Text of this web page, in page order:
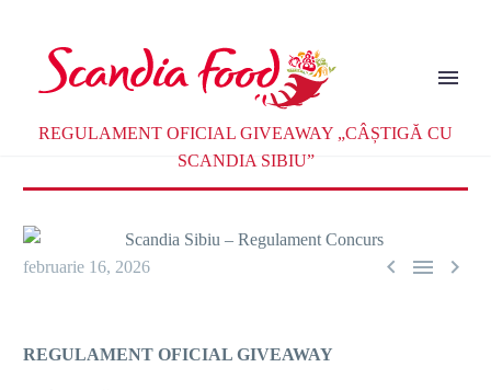
noutăți
REGULAMENT OFICIAL GIVEAWAY „CÂȘTIGĂ CU
SCANDIA SIBIU”
  
februarie 16, 2026
REGULAMENT OFICIAL GIVEAWAY